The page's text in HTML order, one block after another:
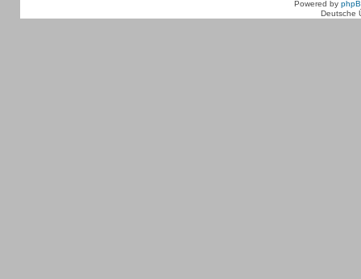
Powered by
Deutsche